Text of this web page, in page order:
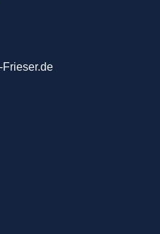
Frieser.de